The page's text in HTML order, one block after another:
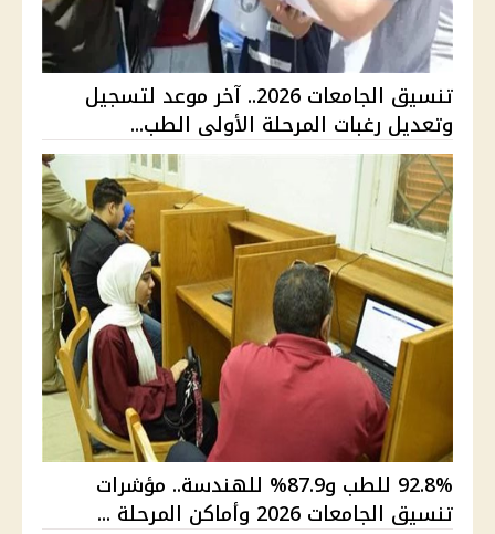
تنسيق الجامعات 2026.. آخر موعد لتسجيل
وتعديل رغبات المرحلة الأولى الطب...
92.8% للطب و87.9% للهندسة.. مؤشرات
تنسيق الجامعات 2026 وأماكن المرحلة ...